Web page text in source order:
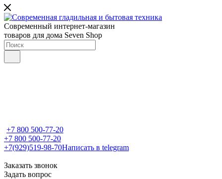
Современный интернет-магазин
товаров для дома Seven Shop
+7 800 500-77-20
+7 800 500-77-20
+7(929)519-98-70Написать в telegram
Заказать звонок
Задать вопрос